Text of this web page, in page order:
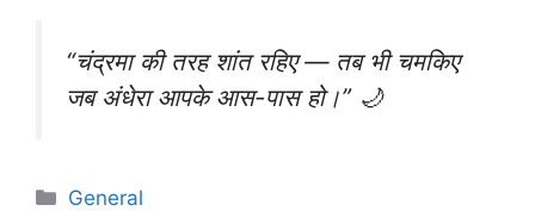
“चंद्रमा की तरह शांत रहिए — तब भी चमकिए
जब अंधेरा आपके आस-पास हो।” 🌙
Categories
General